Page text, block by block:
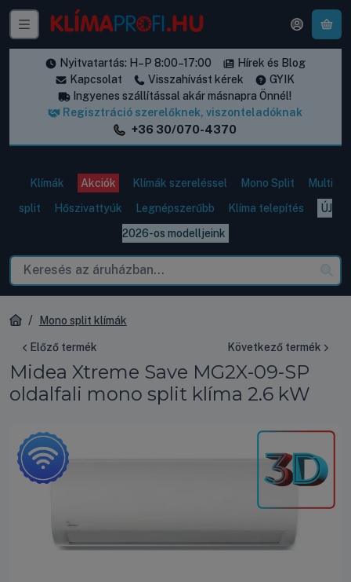
Nyitvatartás: H–P 8:00–17:00
Hírek és Blog
Kapcsolat
Visszahívást kérek
GYIK
Ingyenes szállítással akár másnapra Önnél!
Regisztráció szerelőknek, viszonteladóknak
+36 30/070-4370
Klímák Akciók Klímák szereléssel Mono Split
Multi
split
Hőszivattyúk Legnépszerűbb Klíma telepítés
ÚJ
2026-os modelljeink
Mono split klímák
Előző termék Következő termék
Midea Xtreme Save MG2X-09-SP
oldalfali mono split klíma 2.6 kW